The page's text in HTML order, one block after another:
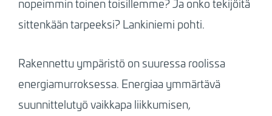
nopeimmin toinen toisillemme? Ja onko tekijöitä
sittenkään tarpeeksi? Lankiniemi pohti.
Rakennettu ympäristö on suuressa roolissa
energiamurroksessa. Energiaa ymmärtävä
suunnittelutyö vaikkapa liikkumisen,